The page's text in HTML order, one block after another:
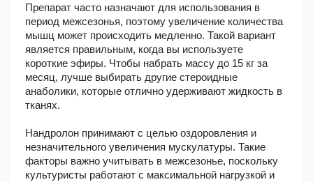
Препарат часто назначают для использования в
период межсезонья, поэтому увеличение количества
мышц может происходить медленно. Такой вариант
является правильным, когда вы используете
короткие эфиры. Чтобы набрать массу до 15 кг за
месяц, лучше выбирать другие стероидные
анаболики, которые отлично удерживают жидкость в
тканях.
Нандролон принимают с целью оздоровления и
незначительного увеличения мускулатуры. Такие
факторы важно учитывать в межсезонье, поскольку
культуристы работают с максимальной нагрузкой и